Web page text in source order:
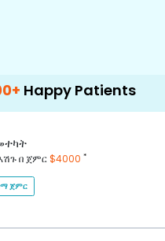
Patients 100+
በ ጀምር$4000 *
ጀምር